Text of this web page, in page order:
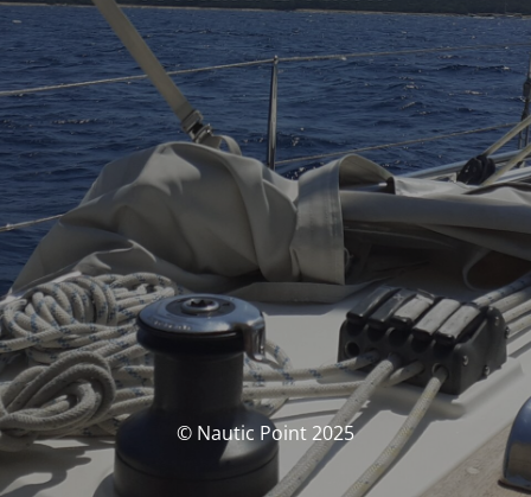
© Nautic Point 2025